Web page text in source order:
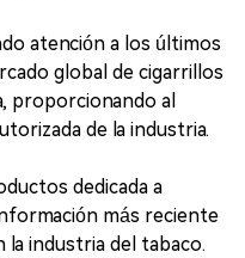
atención a los últimos
global de cigarrillos
proporcionando al
de la industria.
dedicada a
más reciente
industria del tabaco.